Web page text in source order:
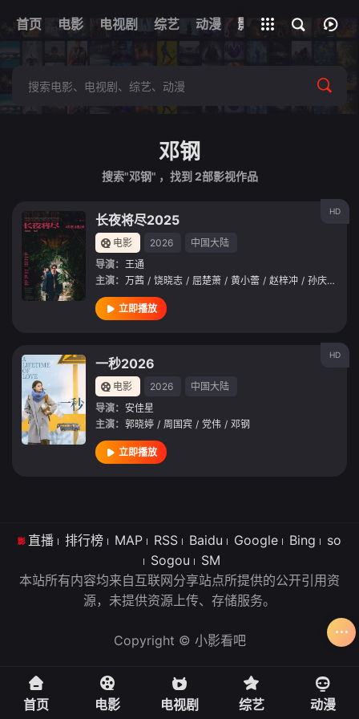
首页 电影 电视剧 综艺 动漫 影视
全部影片
邓钢
搜索"邓钢" ，找到 2部影视作品
HD
长夜将尽2025
电影 2026
中国大陆
导演： 王通
主演： 万茜 / 饶晓志 / 屈楚萧 / 黄小蕾 / 赵梓冲 / 孙庆昌
立即播放
HD
一秒2026
电影 2026
中国大陆
导演： 安佳星
主演： 郭晓婷 / 周国宾 / 党伟 / 邓钢
立即播放
直播 排行榜 MAP RSS Baidu Google Bing
so
Sogou
SM
本站所有内容均来自互联网分享站点所提供的公开引用资
源，未提供资源上传、存储服务。
Copyright © 小影看吧
首页 电影 电视剧 综艺 动漫